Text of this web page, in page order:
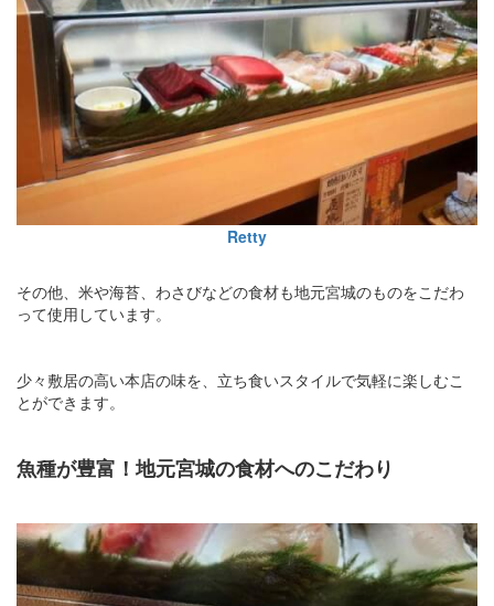
Retty
その他、米や海苔、わさびなどの食材も地元宮城のものをこだわ
って使用しています。
少々敷居の高い本店の味を、立ち食いスタイルで気軽に楽しむこ
とができます。
魚種が豊富！地元宮城の食材へのこだわり